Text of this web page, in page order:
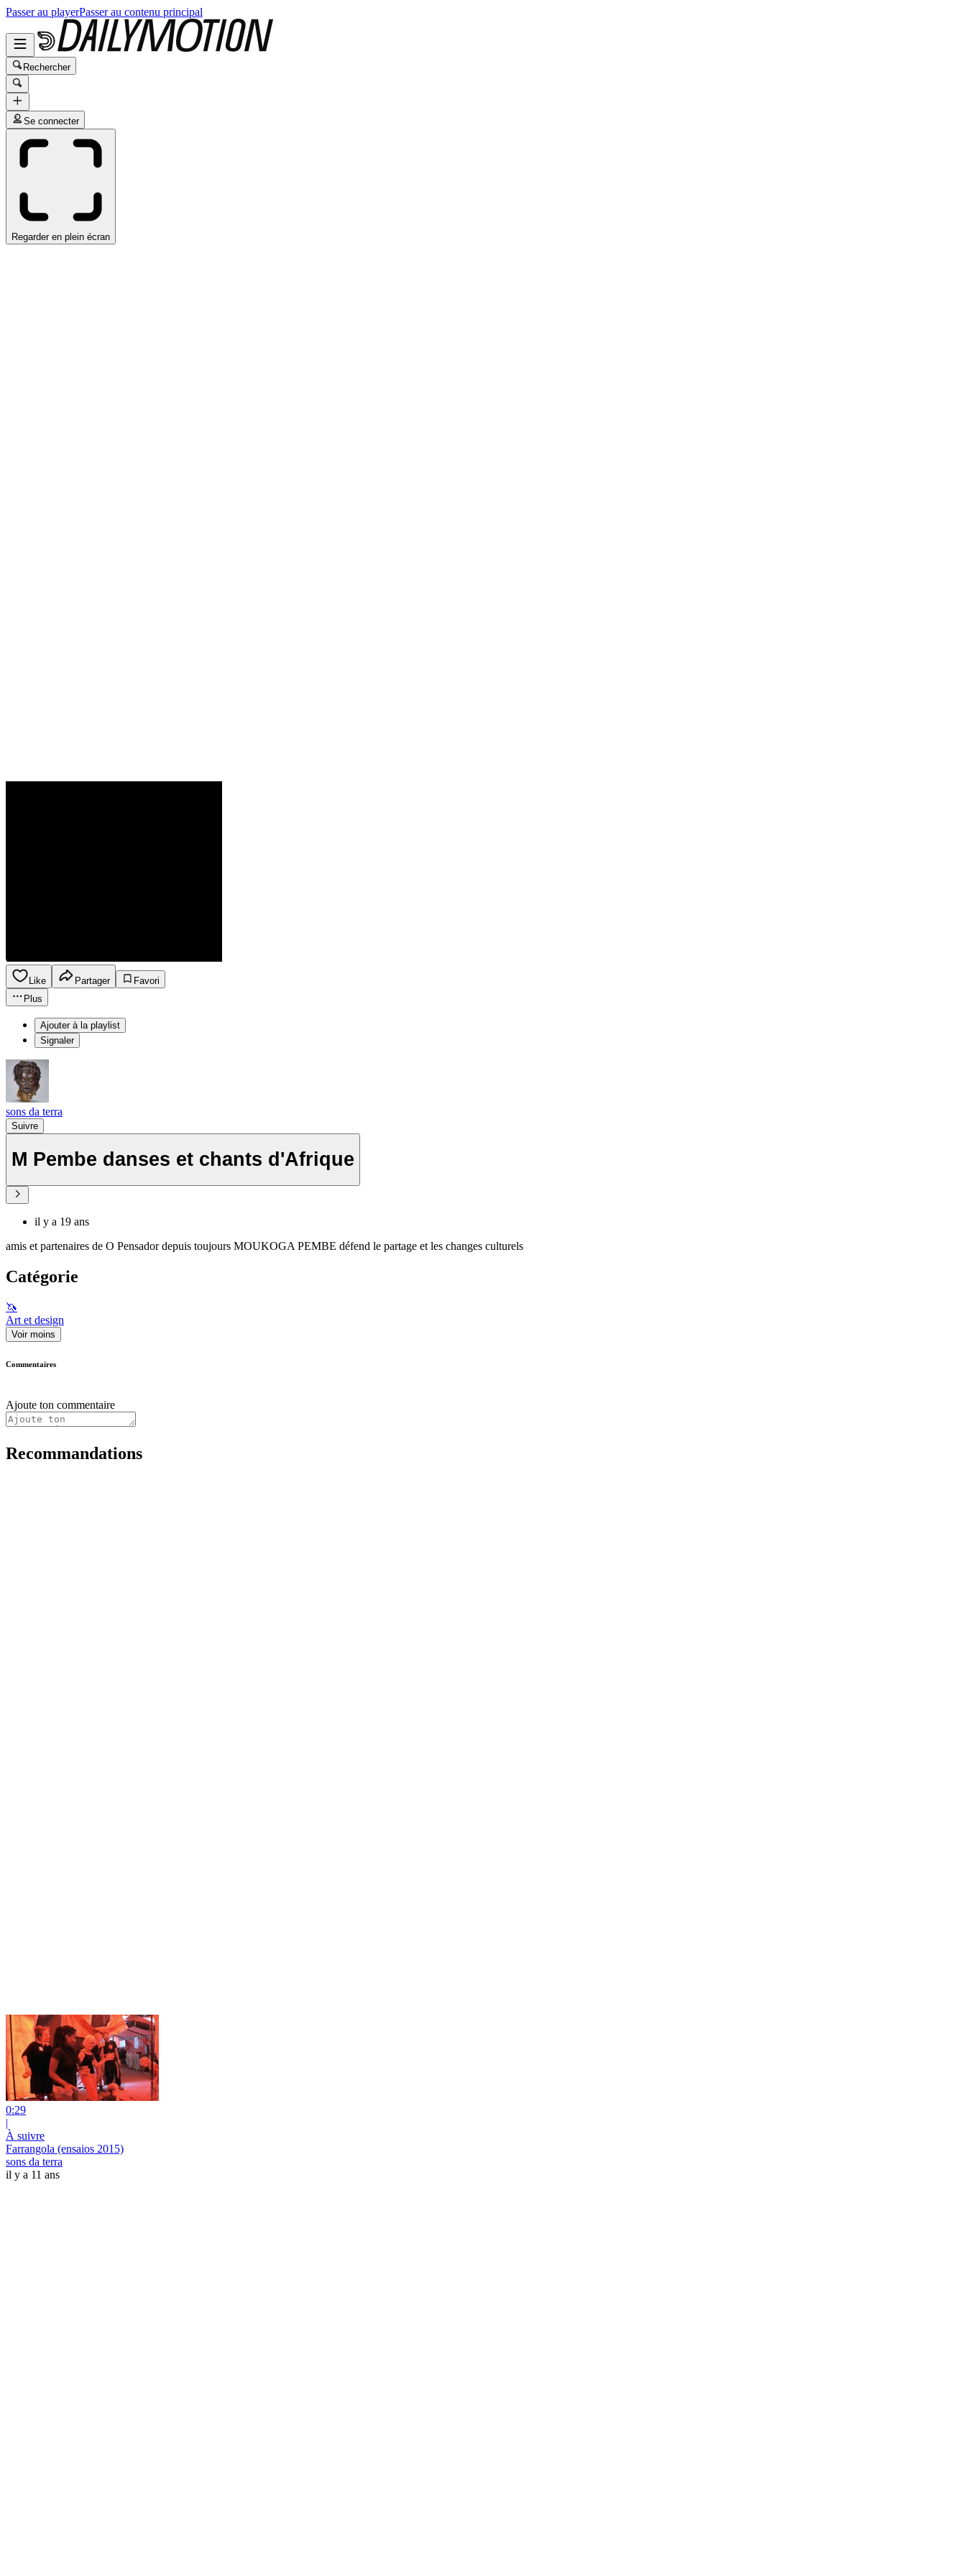
Passer au playerPasser au contenu principal
Rechercher
Se connecter
Regarder en plein écran
Like Partager
Favori
Plus
Ajouter à la playlist
Signaler
sons da terra
Suivre
M Pembe danses et chants d'Afrique
il y a 19 ans
amis et partenaires de O Pensador depuis toujours MOUKOGA PEMBE défend le partage et les changes culturels
Catégorie
🦄
Art et design
Voir moins
Commentaires
Ajoute ton commentaire
Recommandations
0:29
|
À suivre
Farrangola (ensaios 2015)
sons da terra
il y a 11 ans